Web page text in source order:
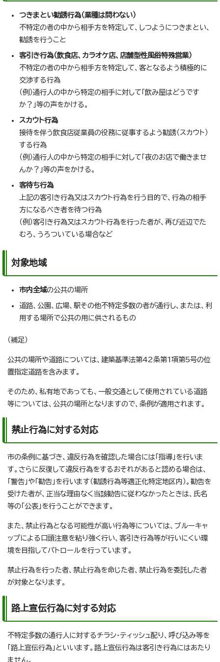
つきまとい勧誘行為（業種は問わない）
不特定の者の中から相手方を特定して、しつようにつきまとい、
勧誘を行うこと
客引き行為（飲食店、カラオケ店、店舗型性風俗特殊営業）
不特定の者の中から相手方を特定して、客となるよう積極的に
交渉する行為
（例）通行人の中から特定の相手に対して「飲み屋はどうです
か？」等の声をかける。
スカウト行為
接待を伴う飲食店従業員の役務に従事するよう勧誘（スカウト）
する行為
（例）通行人の中から特定の相手に対して「夜のお店で働きませ
んか？」等の声をかける。
客待ち行為
上記の客引き行為又はスカウト行為を行う目的で、行為の相手
方になるべき者を待つ行為
（例）客引き行為又はスカウト行為を行った者が、再び近辺でた
むろ、うろついている場合など
対象地域
市内全域の公共の場所
道路、公園、広場、駅その他不特定多数の者が通行し、または、利
用する場所で公共の用に供されるもの
（補足）
公共の場所や道路については、建築基準法第42条第1項第5号の位
置指定道路を含みます。
そのため、私有地であっても、一般交通として使用されている道路
等については、公共の場所となりますので、条例が適用されます。
禁止行為に対する対応
市の条例に基づき、違反行為を確認した場合には「指導」を行いま
す。さらに反復して違反行為をするおそれがあると認める場合は、
「警告」や「勧告」を行います（勧誘行為等適正化特定地区内）。勧告を
受けた者が、正当な理由なく当該勧告に従わなかったときは、氏名
等の「公表」を行うことができます。
また、禁止行為となる可能性が高い行為等については、ブルーキャ
ップによる口頭注意を粘り強く行い、客引き行為等が行いにくい環
境を目指してパトロールを行っています。
禁止行為を行った者、禁止行為を命じた者、禁止行為を委託した者
が対象となります。
路上宣伝行為に対する対応
不特定多数の通行人に対するチラシ・ティッシュ配り、呼び込み等を
「路上宣伝行為」といいます。路上宣伝行為は客引き行為にはあたり
ません。